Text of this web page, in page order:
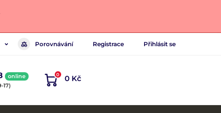
Porovnávání Registrace Přihlásit se
online
17)
0 0 Kč